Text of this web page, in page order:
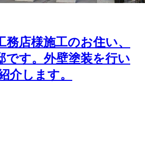
店様施工のお住い、
です。外壁塗装を行い
介します。